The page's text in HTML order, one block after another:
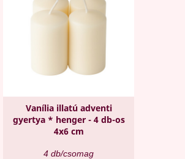
Vanília illatú adventi
gyertya * henger - 4 db-os
4x6 cm
4 db/csomag